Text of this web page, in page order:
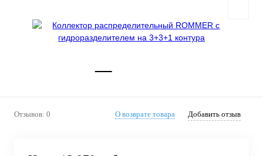
Отзывов: 0 О возврате товара Добавить отзыв